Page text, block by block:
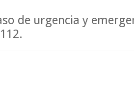
de urgencia y